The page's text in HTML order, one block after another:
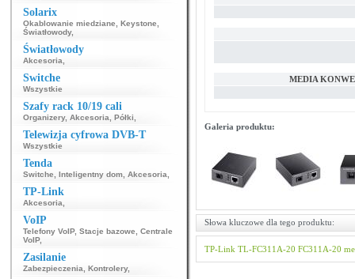
Solarix
Okablowanie miedziane Keystone
Światłowody,
Światłowody
Akcesoria
Switche
Wszystkie
Szafy rack 10/19 cali
Organizery, Akcesoria Półki
Telewizja cyfrowa DVB-T
Wszystkie
Tenda
Switche Inteligentny dom Akcesoria
TP-Link
Akcesoria
VoIP
Telefony VoIP, Stacje bazowe
Centrale
VoIP,
Zasilanie
Zabezpieczenia Kontrolery,
MEDIA
Galeria produktu:
Słowa kluczowe dla tego produktu:
TP-Link TL-FC311A-20 FC311A-20